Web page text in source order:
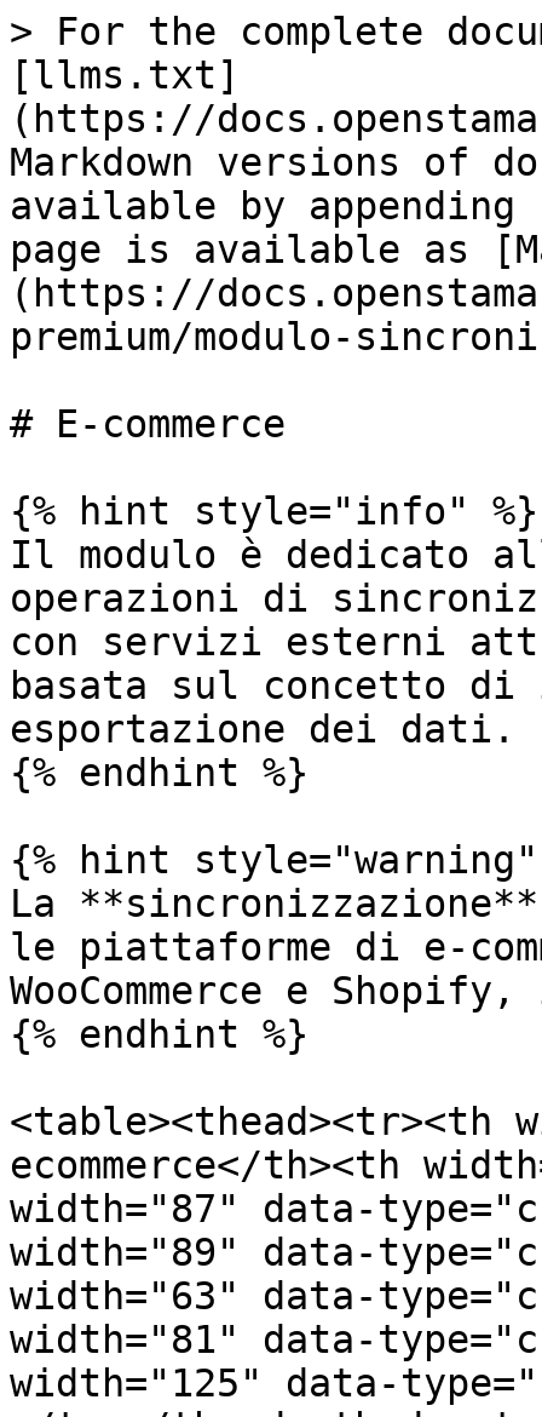
> For the complete
[llms.txt]
(https://
Markdown versions of
available by
page is available as
(https://
premium/modulo-
# E-commerce
{% hint style="info" %}
Il modulo è dedicato
operazioni di
con servizi esterni
basata sul concetto di
esportazione dei dati.
{% endhint %}
{% hint style="warning"
La
le piattaforme di e-
WooCommerce e
{% endhint %}
<table><thead><tr><th
ecommerce</th><th
width="87" data-
width="89" data-
width="63" data-
width="81" data-
width="125" data-